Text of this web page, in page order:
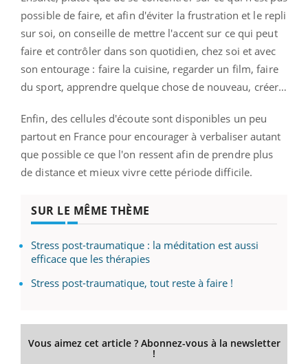
possible de faire, et afin d'éviter la frustration et le repli
sur soi, on conseille de mettre l'accent sur ce qui peut
faire et contrôler dans son quotidien, chez soi et avec
son entourage : faire la cuisine, regarder un film, faire
du sport, apprendre quelque chose de nouveau, créer…
Enfin, des cellules d'écoute sont disponibles un peu
partout en France pour encourager à verbaliser autant
que possible ce que l'on ressent afin de prendre plus
de distance et mieux vivre cette période difficile.
SUR LE MÊME THÈME
Stress post-traumatique : la méditation est aussi
efficace que les thérapies
Stress post-traumatique, tout reste à faire !
Vous aimez cet article ? Abonnez-vous à la newsletter
!